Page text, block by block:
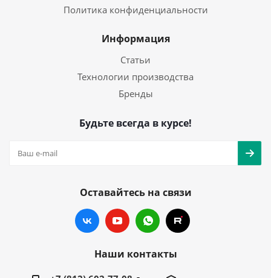
Политика конфиденциальности
Информация
Статьи
Технологии производства
Бренды
Будьте всегда в курсе!
Оставайтесь на связи
Наши контакты